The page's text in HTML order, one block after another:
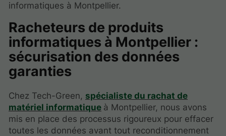
informatiques à Montpellier.
Racheteurs de produits
informatiques à Montpellier :
sécurisation des données
garanties
Chez Tech-Green, spécialiste du rachat de
matériel informatique à Montpellier, nous avons
mis en place des processus rigoureux pour effacer
toutes les données avant tout reconditionnement